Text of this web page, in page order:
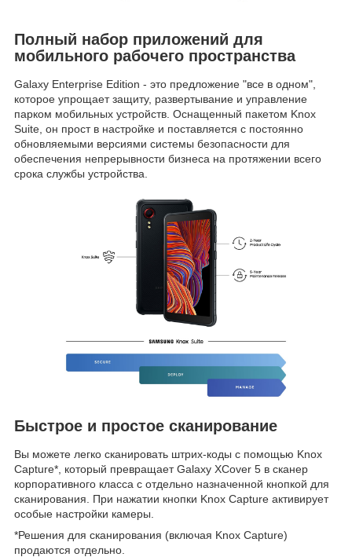
Полный набор приложений для
мобильного рабочего пространства
Galaxy Enterprise Edition - это предложение "все в одном",
которое упрощает защиту, развертывание и управление
парком мобильных устройств. Оснащенный пакетом Knox
Suite, он прост в настройке и поставляется с постоянно
обновляемыми версиями системы безопасности для
обеспечения непрерывности бизнеса на протяжении всего
срока службы устройства.
Быстрое и простое сканирование
Вы можете легко сканировать штрих-коды с помощью Knox
Capture*, который превращает Galaxy XCover 5 в сканер
корпоративного класса с отдельно назначенной кнопкой для
сканирования. При нажатии кнопки Knox Capture активирует
особые настройки камеры.
*Решения для сканирования (включая Knox Capture)
продаются отдельно.